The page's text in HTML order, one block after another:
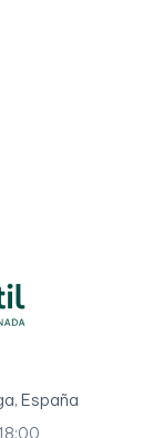
España